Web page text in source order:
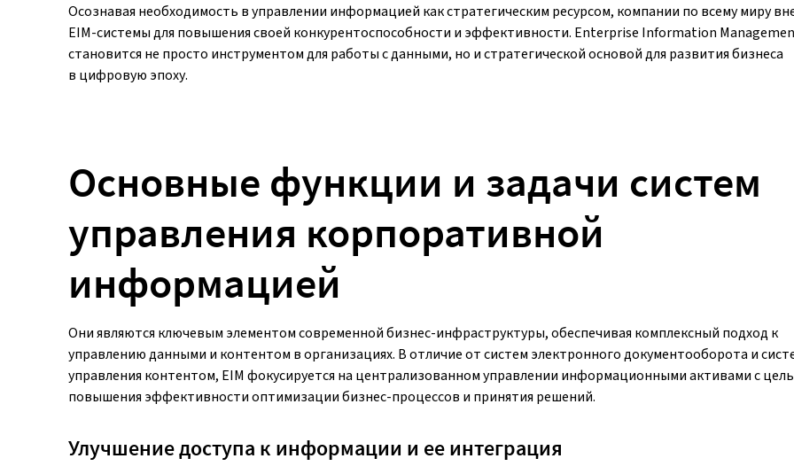
Осознавая необходимость в управлении информацией как стратегическим ресурсом, компании по всему миру
EIM-системы для повышения своей конкурентоспособности и эффективности. Enterprise Information
становится не просто инструментом для работы с данными, но и стратегической основой для развития бизнеса
в цифровую эпоху.
Основные функции и задачи систем
управления корпоративной
информацией
Они являются ключевым элементом современной бизнес-инфраструктуры, обеспечивая комплексный подход к
управлению данными и контентом в организациях. В отличие от систем электронного документооборота и
управления контентом, EIM фокусируется на централизованном управлении информационными активами с
повышения эффективности оптимизации бизнес-процессов и принятия решений.
Улучшение доступа к информации и ее интеграция